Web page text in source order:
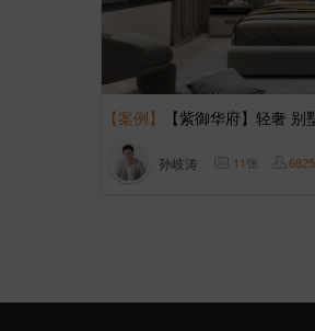
【案例】 【紫御华府】轻奢 别
孙岐涛 11张